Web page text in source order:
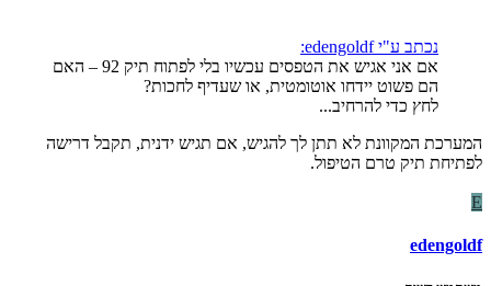
נכתב ע"י edengoldf:
אם אני אגיש את הטפסים עכשיו בלי לפתוח תיק 92 – האם
הם פשוט יידחו אוטומטית, או שעדיף לחכות?
לחץ כדי להרחיב...
המערכת המקוונת לא תתן לך להגיש, אם תגיש ידנית, תקבל דרישה
לפתיחת תיק טרם הטיפול.
E
edengoldf